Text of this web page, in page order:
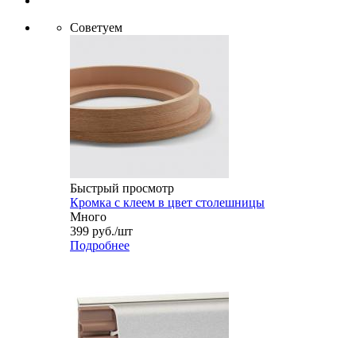
Советуем
Быстрый просмотр
Кромка с клеем в цвет столешницы
Много
399 руб./шт
Подробнее